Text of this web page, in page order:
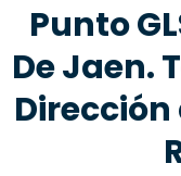
Punto
De Jaen.